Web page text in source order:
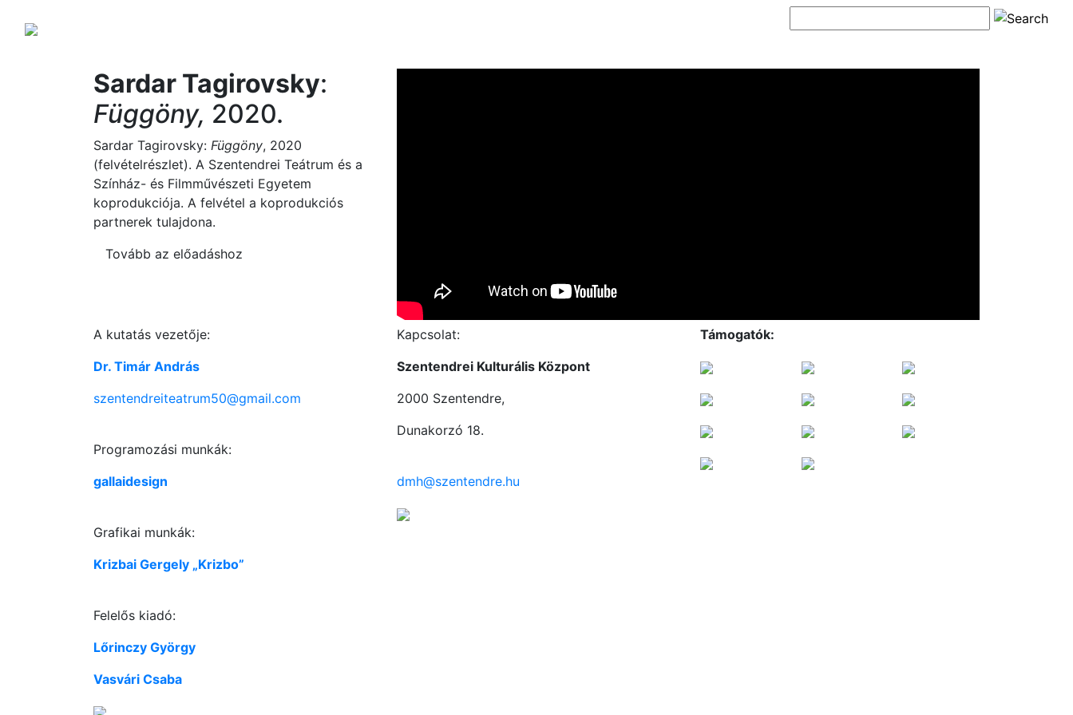
Sardar Tagirovsky:
Függöny, 2020.
Sardar Tagirovsky: Függöny, 2020
(felvételrészlet). A Szentendrei Teátrum és a
Színház- és Filmművészeti Egyetem
koprodukciója. A felvétel a koprodukciós
partnerek tulajdona.
Tovább az előadáshoz
A kutatás vezetője:
Dr. Timár András
szentendreiteatrum50@gmail.com
Programozási munkák:
gallaidesign
Grafikai munkák:
Krizbai Gergely „Krizbo”
Felelős kiadó:
Lőrinczy György
Vasvári Csaba
Kapcsolat:
Szentendrei Kulturális Központ
2000 Szentendre,
Dunakorzó 18.
dmh@szentendre.hu
Támogatók: